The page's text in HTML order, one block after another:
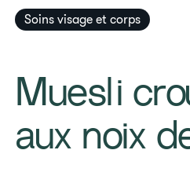
Soins visage et corps
​​Muesli
aux noix